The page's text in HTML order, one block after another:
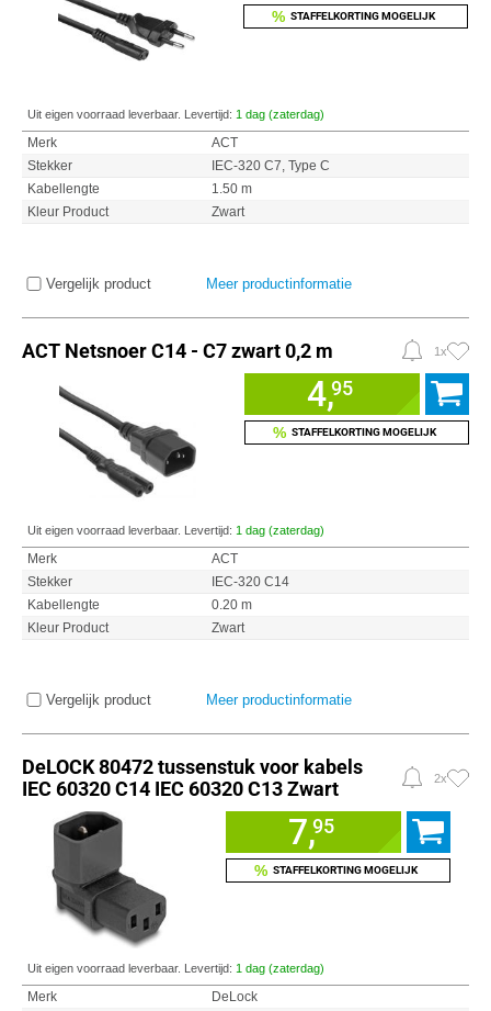
% STAFFELKORTING MOGELIJK
Uit eigen voorraad leverbaar. Levertijd: 1 dag (zaterdag)
Merk
ACT
Stekker
IEC-320 C7, Type C
Kabellengte
1.50 m
Kleur Product
Zwart
Vergelijk product Meer productinformatie
ACT Netsnoer C14 - C7 zwart 0,2 m 1x
4,95
% STAFFELKORTING MOGELIJK
Uit eigen voorraad leverbaar. Levertijd: 1 dag (zaterdag)
Merk
ACT
Stekker
IEC-320 C14
Kabellengte
0.20 m
Kleur Product
Zwart
Vergelijk product Meer productinformatie
DeLOCK 80472 tussenstuk voor kabels
IEC 60320 C14 IEC 60320 C13 Zwart
2x
7,95
% STAFFELKORTING MOGELIJK
Uit eigen voorraad leverbaar. Levertijd: 1 dag (zaterdag)
Merk
DeLock